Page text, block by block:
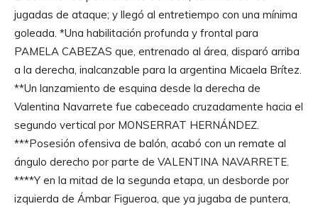
jugadas de ataque; y llegó al entretiempo con una mínima
goleada. *Una habilitación profunda y frontal para
PAMELA CABEZAS que, entrenado al área, disparó arriba
a la derecha, inalcanzable para la argentina Micaela Brítez.
**Un lanzamiento de esquina desde la derecha de
Valentina Navarrete fue cabeceado cruzadamente hacia el
segundo vertical por MONSERRAT HERNÁNDEZ.
***Posesión ofensiva de balón, acabó con un remate al
ángulo derecho por parte de VALENTINA NAVARRETE.
****Y en la mitad de la segunda etapa, un desborde por
izquierda de Ámbar Figueroa, que ya jugaba de puntera,